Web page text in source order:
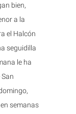
bien,
a la
el Halcón
seguidilla
le ha
semanas